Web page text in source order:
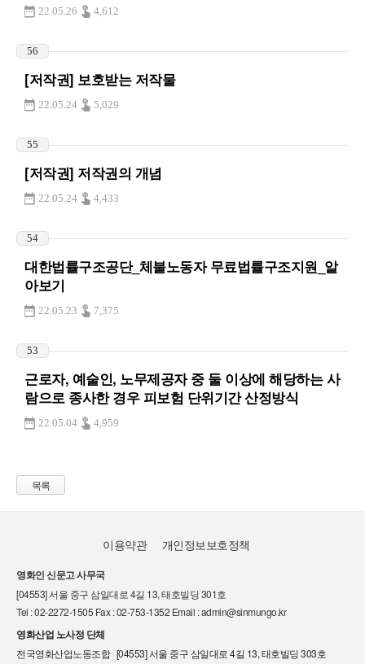
22.05.26 4,612
56
[저작권] 보호받는 저작물
22.05.24 5,029
55
[저작권] 저작권의 개념
22.05.24 4,433
54
대한법률구조공단_체불노동자 무료법률구조지원_알
아보기
22.05.23 7,375
53
근로자, 예술인, 노무제공자 중 둘 이상에 해당하는 사
람으로 종사한 경우 피보험 단위기간 산정방식
22.05.04 4,959
목록
이용약관 개인정보보호정책
영화인 신문고 사무국
[04553] 서울 중구 삼일대로 4길 13, 태호빌딩 301호
Tel : 02-2272-1505 Fax : 02-753-1352 Email : admin@sinmungo.kr
영화산업 노사정 단체
전국영화산업노동조합 [04553] 서울 중구 삼일대로 4길 13, 태호빌딩 303호